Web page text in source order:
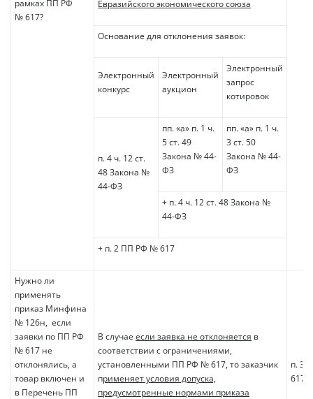
рамках ПП РФ
№ 617?
Евразийского экономического союза
Основание для отклонения заявок:
Электронный
конкурс
Электронный
аукцион
Электронный
запрос
котировок
п. 4 ч. 12 ст.
48 Закона №
44-ФЗ
пп. «а» п. 1 ч.
5 ст. 49
Закона № 44-
ФЗ
пп. «а» п. 1 ч.
3 ст. 50
Закона № 44-
ФЗ
+ п. 4 ч. 12 ст. 48 Закона №
44-ФЗ
+ п. 2 ПП РФ № 617
Нужно ли
применять
приказ Минфина
№ 126н, если
заявки по ПП РФ
№ 617 не
отклонялись, а
товар включен и
в Перечень ПП
В случае если заявка не отклоняется в
соответствии с ограничениями,
установленными ПП РФ № 617, то заказчик
применяет условия допуска,
предусмотренные нормами приказа
п. 3
617